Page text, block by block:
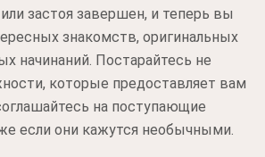
застоя завершен, и теперь вы
знакомств, оригинальных
начинаний. Постарайтесь не
которые предоставляет вам
на поступающие
если они кажутся необычными.